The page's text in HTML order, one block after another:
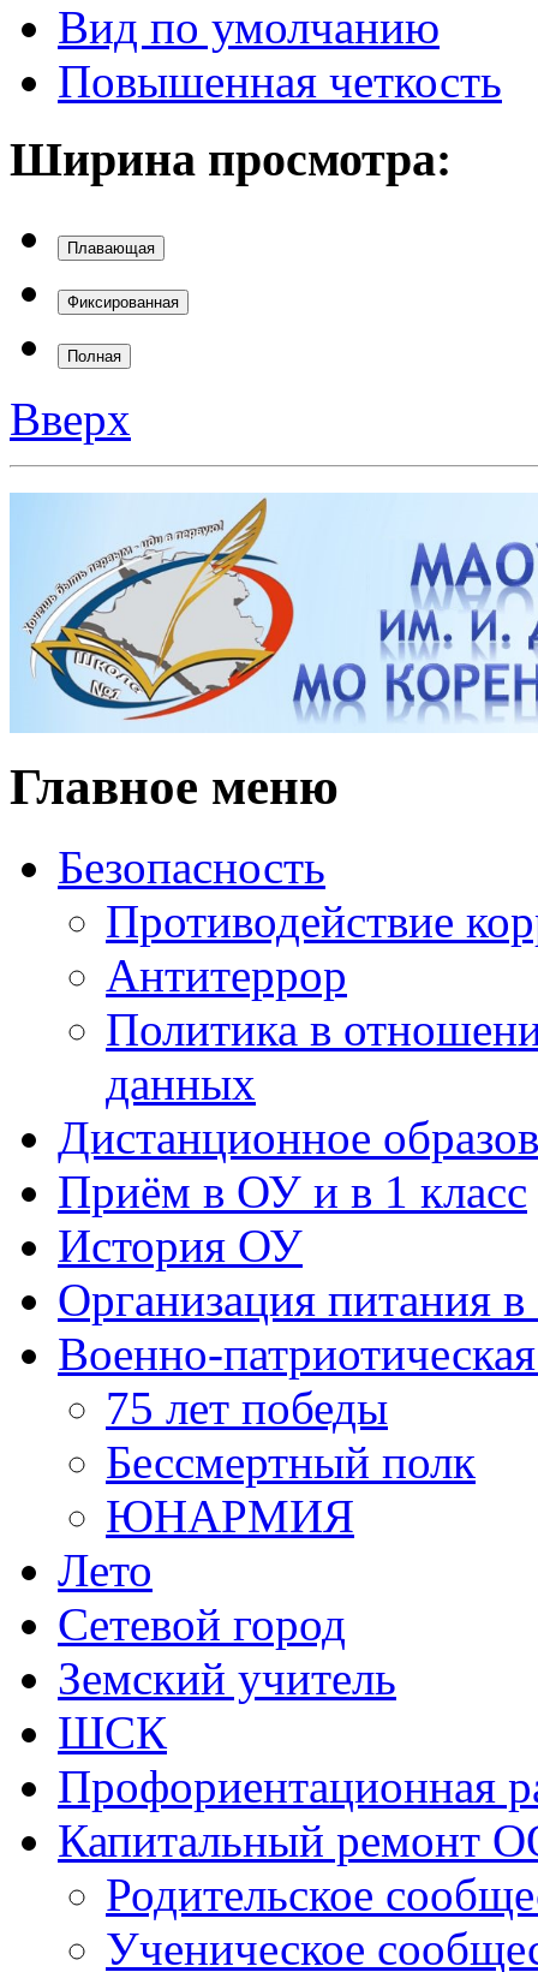
Вид по умолчанию
Повышенная четкость
Ширина просмотра:
Плавающая
Фиксированная
Полная
Вверх
Главное меню
Безопасность
Противодействие
Антитеррор
Политика в
данных
Дистанционное
Приём в ОУ и в 1 класс
История ОУ
Организация питания
Военно-
75 лет победы
Бессмертный полк
ЮНАРМИЯ
Лето
Сетевой город
Земский учитель
ШСК
Профориентационная
Капитальный ремонт
Родительское
Ученическое